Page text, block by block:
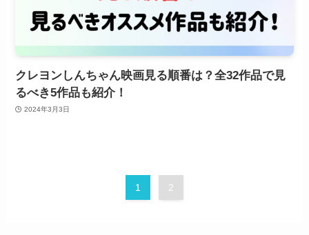
クレヨンしんちゃん映画見る順番は？全32作品で見
るべき5作品も紹介！
2024年3月3日
1 2